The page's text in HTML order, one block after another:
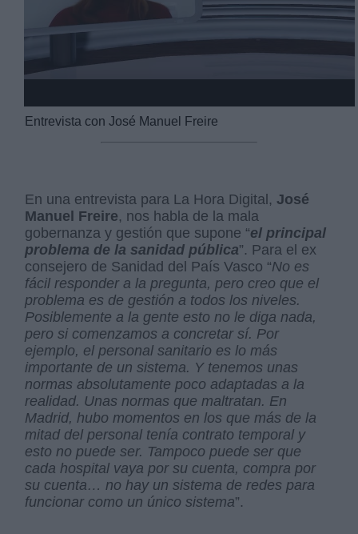
Entrevista con José Manuel Freire
En una entrevista para La Hora Digital, José
Manuel Freire, nos habla de la mala
gobernanza y gestión que supone “el principal
problema de la sanidad pública”. Para el ex
consejero de Sanidad del País Vasco “No es
fácil responder a la pregunta, pero creo que el
problema es de gestión a todos los niveles.
Posiblemente a la gente esto no le diga nada,
pero si comenzamos a concretar sí. Por
ejemplo, el personal sanitario es lo más
importante de un sistema. Y tenemos unas
normas absolutamente poco adaptadas a la
realidad. Unas normas que maltratan. En
Madrid, hubo momentos en los que más de la
mitad del personal tenía contrato temporal y
esto no puede ser. Tampoco puede ser que
cada hospital vaya por su cuenta, compra por
su cuenta… no hay un sistema de redes para
funcionar como un único sistema”.